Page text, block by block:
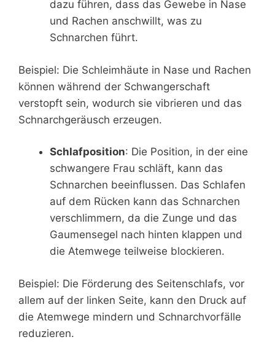
dazu führen, dass das Gewebe in Nase
und Rachen anschwillt, was zu
Schnarchen führt.
Beispiel: Die Schleimhäute in Nase und Rachen
können während der Schwangerschaft
verstopft sein, wodurch sie vibrieren und das
Schnarchgeräusch erzeugen.
Schlafposition: Die Position, in der eine
schwangere Frau schläft, kann das
Schnarchen beeinflussen. Das Schlafen
auf dem Rücken kann das Schnarchen
verschlimmern, da die Zunge und das
Gaumensegel nach hinten klappen und
die Atemwege teilweise blockieren.
Beispiel: Die Förderung des Seitenschlafs, vor
allem auf der linken Seite, kann den Druck auf
die Atemwege mindern und Schnarchvorfälle
reduzieren.